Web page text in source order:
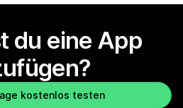
du eine App
kostenlos testen